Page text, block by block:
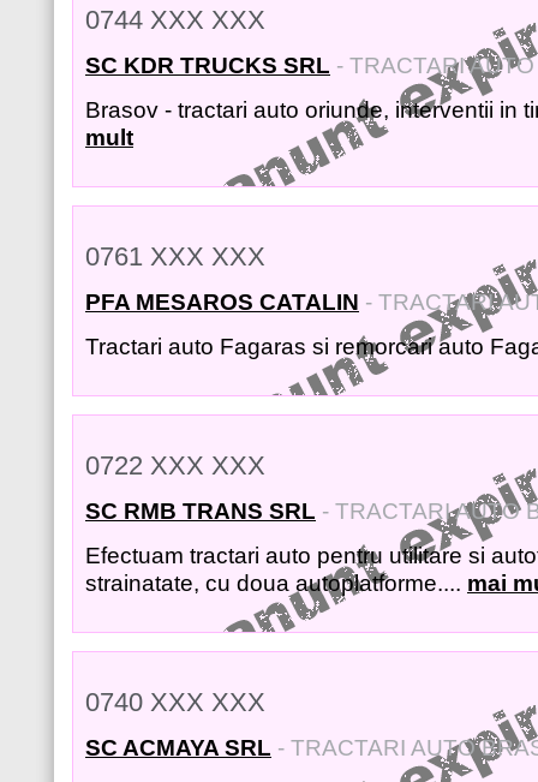
0744 XXX XXX
SC KDR TRUCKS SRL - TRACTARI
Brasov - tractari auto oriunde, interventii in
mult
0761 XXX XXX
PFA MESAROS CATALIN - TRACTARI
Tractari auto Fagaras si remorcari auto
0722 XXX XXX
SC RMB TRANS SRL - TRACTARI AUTO
Efectuam tractari auto pentru utilitare si
strainatate, cu doua autoplatforme.... mai
0740 XXX XXX
SC ACMAYA SRL - TRACTARI AUTO